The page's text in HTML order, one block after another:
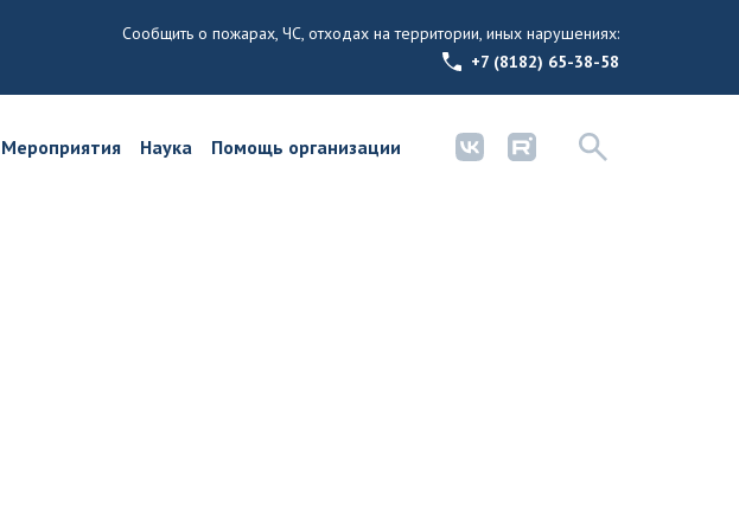
Сообщить о пожарах, ЧС, отходах на территории, иных нарушениях:
+7 (8182) 65-38-58
Мероприятия Наука Помощь организации